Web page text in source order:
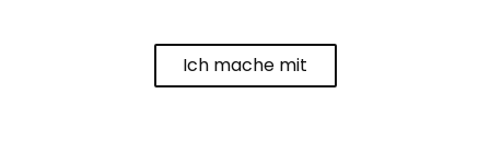
Ich mache mit